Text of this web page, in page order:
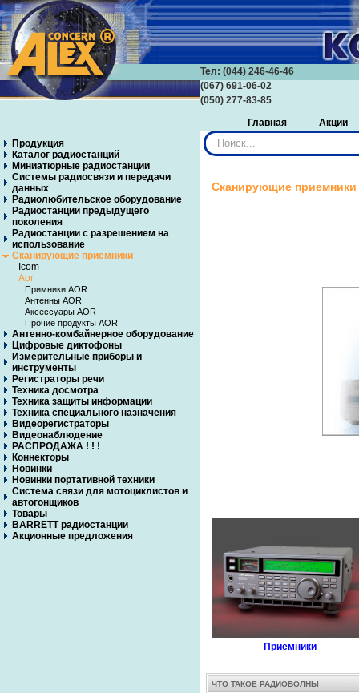
Тел: (044) 246-46-46
(067) 691-06-02
(050) 277-83-85
Главная
Акции
Продукция
Каталог радиостанций
Миниатюрные радиостанции
Системы радиосвязи и передачи
данных
Радиолюбительское оборудование
Радиостанции предыдущего
поколения
Радиостанции с разрешением на
использование
Сканирующие приемники
Icom
Aor
Примники AOR
Антенны AOR
Аксессуары AOR
Прочие продукты AOR
Антенно-комбайнерное оборудование
Цифровые диктофоны
Измерительные приборы и
инструменты
Регистраторы речи
Техника досмотра
Техника защиты информации
Техника специального назначения
Видеорегистраторы
Видеонаблюдение
РАСПРОДАЖА ! ! !
Коннекторы
Новинки
Новинки портативной техники
Система связи для мотоциклистов и
автогонщиков
Товары
BARRETT радиостанции
Акционные предложения
Искать...
Сканирующие приемники
Приемники
ЧТО ТАКОЕ РАДИОВОЛНЫ